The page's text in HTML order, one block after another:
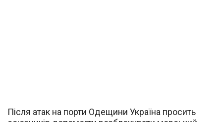
Після атак на порти Одещини Україна просить